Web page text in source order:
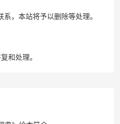
，本站将予以删除等处理。
和处理。